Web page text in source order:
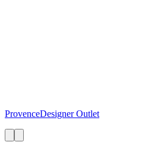
ProvenceDesigner Outlet